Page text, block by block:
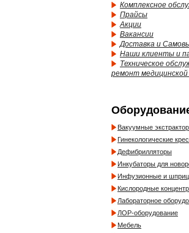
Комплексное
Прайсы
Акции
Вакансии
Доставка и
Наши клиенты и
Техническое
ремонт
Вакуумные
Гинекологические
Дефибрилляторы
Инкубаторы для
Инфузионные и
Кислородные
Лабораторное
ЛОР-оборудование
Мебель